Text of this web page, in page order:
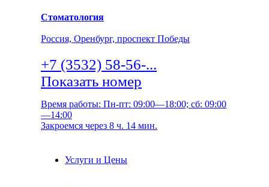
Стоматология
Россия, Оренбург, проспект Победы
+7 (3532) 58-56-...
Показать номер
Время работы: Пн-пт: 09:00—18:00; сб: 09:00
—14:00
Закроемся через 8 ч. 14 мин.
Услуги и Цены